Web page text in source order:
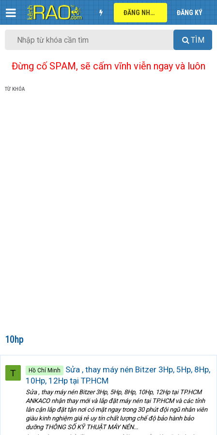
ĐĂNG NHẬP ĐĂNG KÝ
TÌM
Đừng cố SPAM, sẽ cấm vĩnh viễn ngay và luôn
TỪ KHÓA
10hp
T Hồ Chí Minh
Sửa , thay máy nén Bitzer 3Hp, 5Hp, 8Hp,
10Hp, 12Hp tại TP.HCM
Sửa , thay máy nén Bitzer 3Hp, 5Hp, 8Hp, 10Hp, 12Hp tại TP.HCM
ANKACO nhận thay mới và lắp đặt máy nén tại TP.HCM và các tỉnh
lân cận lắp đặt tận nơi có mặt ngay trong 30 phút đội ngũ nhân viên
giàu kinh nghiệm giá rẻ uy tín chất lượng chế độ bảo hành bảo
dưỡng THÔNG SỐ KỸ THUẬT MÁY NÉN...